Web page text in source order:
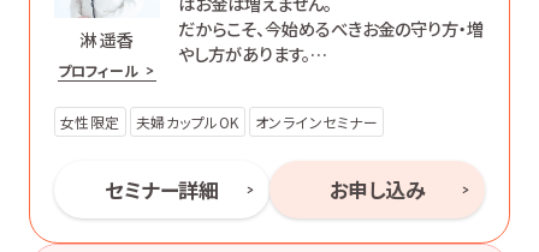
淋 遥香
プロフィール
だからこそ、今始めるべきお金の守り方・増
やし方があります。
産形成について丁寧にお伝えします。
女性限定 夫婦カップルOK オンラインセミナー
セミナー詳細 お申し込み